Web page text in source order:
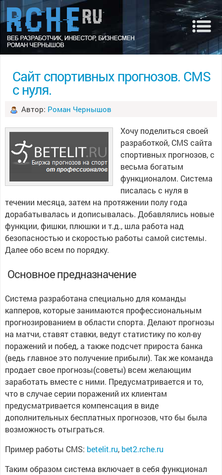
Сайт спортивных прогнозов. CMS
с нуля.
Автор: Роман Чернышов
Хочу поделиться своей
разработкой, CMS сайта
спортивных прогнозов, с
весьма богатым
функционалом. Система
писалась с нуля в
течении месяца, затем на протяжении полу года
дорабатывалась и дописывалась. Добавлялись новые
функции, фишки, плюшки и т.д., шла работа над
безопасностью и скоростью работы самой системы.
Далее обо всем по порядку.
Основное предназначение
Система разработана специально для команды
капперов, которые занимаются профессиональным
прогнозированием в области спорта. Делают прогнозы
на матчи, ставят ставки, ведут статистику по кол-ву
поражений и побед, а также подсчет прироста банка
(ведь главное это получение прибыли). Так же команда
продает свое прогнозы(советы) всем желающим
заработать вместе с ними. Предусматривается и то,
что в случае серии поражений их клиентам
предусматривается компенсация в виде
дополнительных бесплатных прогнозов, что бы была
возможность отыграться.
Пример работы CMS: betelit.ru, bet2.rche.ru
Таким образом система включает в себя функционал